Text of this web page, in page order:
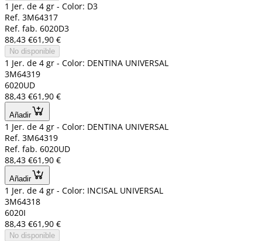
1 Jer. de 4 gr - Color: D3
Ref. 3M64317
Ref. fab. 6020D3
88,43 €61,90 €
No disponible
1 Jer. de 4 gr - Color: DENTINA UNIVERSAL
3M64319
6020UD
88,43 €61,90 €
Añadir
1 Jer. de 4 gr - Color: DENTINA UNIVERSAL
Ref. 3M64319
Ref. fab. 6020UD
88,43 €61,90 €
Añadir
1 Jer. de 4 gr - Color: INCISAL UNIVERSAL
3M64318
6020I
88,43 €61,90 €
No disponible